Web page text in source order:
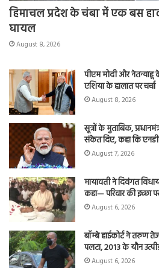
हिमाचल प्रदेश के चंबा में एक बस
घायल
August 8, 2026
पीएम मोदी और नेतन्याहू
एशिया के हालात पर चर्चा
August 8, 2026
सूत्रों के मुताबिक,
संकेत दिए, कहा कि
August 7, 2026
मायावती ने दिवंगत
कहा— परिवार की इच्छा
August 6, 2026
बॉम्बे हाईकोर्ट ने तरुण
पलटा, 2013 के यौन
August 6, 2026